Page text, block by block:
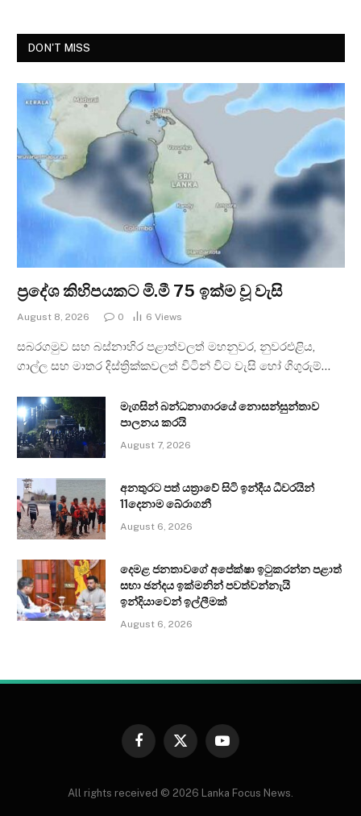
DON'T MISS
ප්‍රදේශ කිහිපයකට මි.මී 75 ඉක්ම වූ වැසි
August 8, 2026 0 6 Views
සබරගමුව සහ බස්නාහිර පළාත්වලත් මහනුවර, නුවරඑළිය,
ගාල්ල සහ මාතර දිස්ත්‍රික්කවලත් විටින් විට වැසි හෝ ගිගුරුම්…
මැගසින් බන්ධනාගාරයේ නොසන්සුන්තාව
පාලනය කරයි
August 7, 2026
අනතුරට පත් යත්‍රාවේ සිටි ඉන්දීය ධීවරයින්
11දෙනාම බේරාගනී
August 6, 2026
දෙමළ ජනතාවගේ අපේක්ෂා ඉටුකරන්න පළාත්
සභා ඡන්දය ඉක්මනින් පවත්වන්නැයි
ඉන්දියාවෙන් ඉල්ලීමක්
August 6, 2026
Facebook
X
YouTube
All rights received © 2026 Lanka Focus News.